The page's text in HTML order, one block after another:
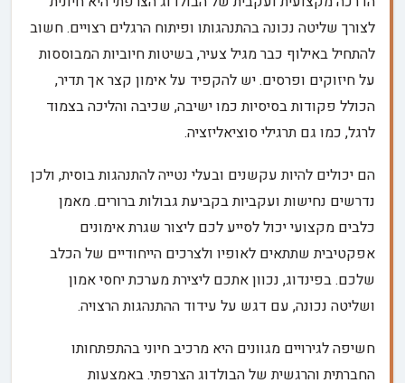
לצורך שליטה נכונה בהתנהגותו ופיתוח הרגלים רצויים. חשוב
להתחיל באילוף כבר מגיל צעיר, בשיטות חיוביות המבוססות
על חיזוקים ופרסים. יש להקפיד על אימון קצר אך תדיר,
הכולל פקודות בסיסיות כמו ישיבה, שכיבה והליכה בצמוד
לרגל, כמו גם תרגילי סוציאליזציה.
הם יכולים להיות עקשנים ובעלי נטייה להתנהגות בוסית, ולכן
נדרשים נחישות ועקביות בקביעת גבולות ברורים. מאמן
כלבים מקצועי יכול לסייע לכם ליצור שגרת אימונים
אפקטיבית שתתאים לאופיו ולצרכים הייחודיים של הכלב
שלכם. בפינדוג, נכוון אתכם ליצירת מערכת יחסי אמון
ושליטה נכונה, עם דגש על עידוד ההתנהגות הרצויה.
חשיפה לגירויים מגוונים היא מרכיב חיוני בהתפתחותו
החברתית והרגשית של הבולדוג הצרפתי. באמצעות